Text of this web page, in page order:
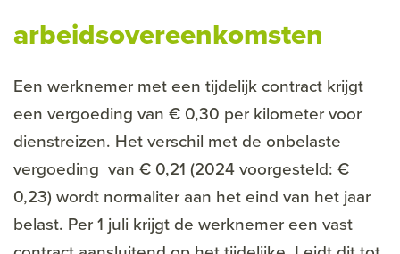
arbeidsovereenkomsten
Een werknemer met een tijdelijk contract krijgt
een vergoeding van € 0,30 per kilometer voor
dienstreizen. Het verschil met de onbelaste
vergoeding van € 0,21 (2024 voorgesteld: €
0,23) wordt normaliter aan het eind van het jaar
belast. Per 1 juli krijgt de werknemer een vast